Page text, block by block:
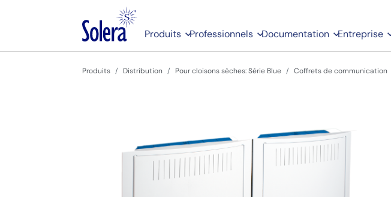
Produits Professionnels Documentation Entreprise
Produits Distribution Pour cloisons sèches: Série Blue Coffrets de communication